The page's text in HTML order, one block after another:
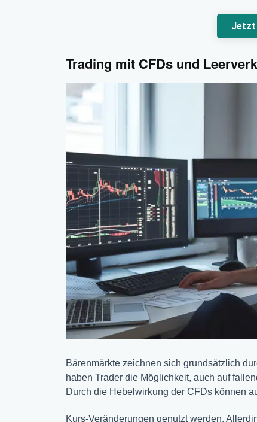
Jetzt
Trading mit CFDs und
Bärenmärkte zeichnen sich grundsätzlich
haben Trader die Möglichkeit, auch auf
Durch die Hebelwirkung der CFDs können
Kurs-Veränderungen genutzt werden.